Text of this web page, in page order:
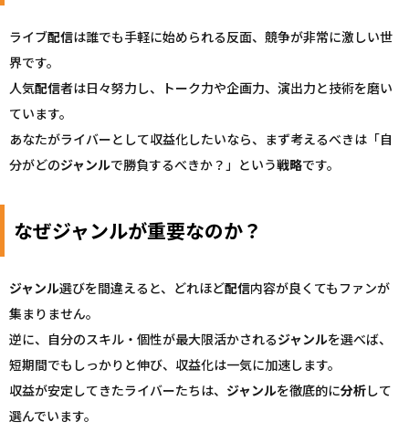
ライブ配信は誰でも手軽に始められる反面、競争が非常に激しい世
界です。
人気配信者は日々努力し、トーク力や企画力、演出力と技術を磨い
ています。
あなたがライバーとして収益化したいなら、まず考えるべきは「自
分がどのジャンルで勝負するべきか？」という戦略です。
なぜジャンルが重要なのか？
ジャンル選びを間違えると、どれほど配信内容が良くてもファンが
集まりません。
逆に、自分のスキル・個性が最大限活かされるジャンルを選べば、
短期間でもしっかりと伸び、収益化は一気に加速します。
収益が安定してきたライバーたちは、 ジャンルを徹底的に分析して
選んでいます。